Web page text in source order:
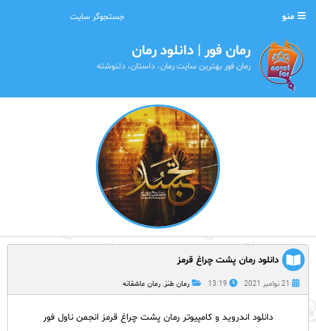
منو
رمان فور | دانلود رمان
رمان فور بهترین سایت رمان، داستان، دلنوشته
دانلود رمان پشت چراغ قرمز
21 نوامبر 2021 13:19 رمان طنز, رمان عاشقانه
دانلود اندروید و کامپیوتر رمان پشت چراغ قرمز انجمن ناول فور